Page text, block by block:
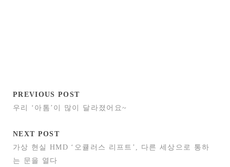
PREVIOUS POST
우리 ‘아톰’이 많이 달라졌어요~
NEXT POST
가상 현실 HMD ‘오큘러스 리프트’, 다른 세상으로 통하
는 문을 열다